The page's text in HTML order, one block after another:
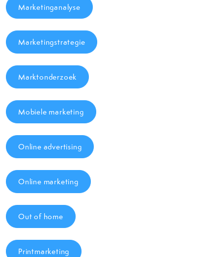
Marketinganalyse
Marketingstrategie
Marktonderzoek
Mobiele marketing
Online advertising
Online marketing
Out of home
Printmarketing